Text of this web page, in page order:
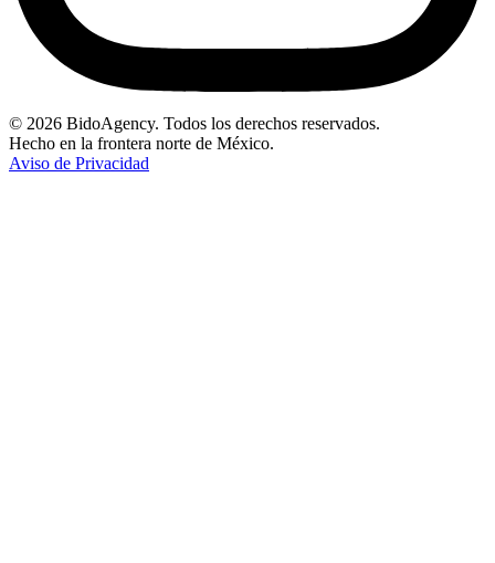
© 2026 BidoAgency. Todos los derechos reservados.
Hecho en la frontera norte de México.
Aviso de Privacidad